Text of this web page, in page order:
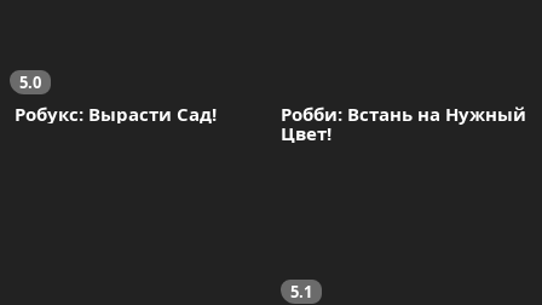
5.0
Робукс: Вырасти Сад!
Робби: Встань на Нужный
Цвет!
5.1